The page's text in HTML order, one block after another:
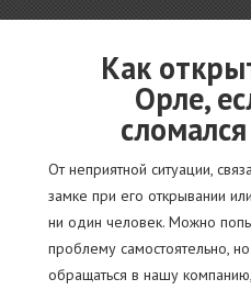
Как
Орле,
От неприятной ситуации,
замке при его открывании
ни один человек. Можно
проблему самостоятельно,
обращаться в нашу